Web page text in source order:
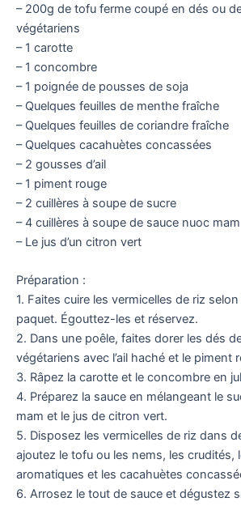
– 200g de tofu ferme coupé en dés ou
végétariens
– 1 carotte
– 1 concombre
– 1 poignée de pousses de soja
– Quelques feuilles de menthe fraîche
– Quelques feuilles de coriandre fraîche
– Quelques cacahuètes concassées
– 2 gousses d’ail
– 1 piment rouge
– 2 cuillères à soupe de sucre
– 4 cuillères à soupe de sauce nuoc mam
– Le jus d’un citron vert
Préparation :
1. Faites cuire les vermicelles de riz
paquet. Égouttez-les et réservez.
2. Dans une poêle, faites dorer les dés
végétariens avec l’ail haché et le piment
3. Râpez la carotte et le concombre en
4. Préparez la sauce en mélangeant le
mam et le jus de citron vert.
5. Disposez les vermicelles de riz dans
ajoutez le tofu ou les nems, les crudités,
aromatiques et les cacahuètes
6. Arrosez le tout de sauce et dégustez